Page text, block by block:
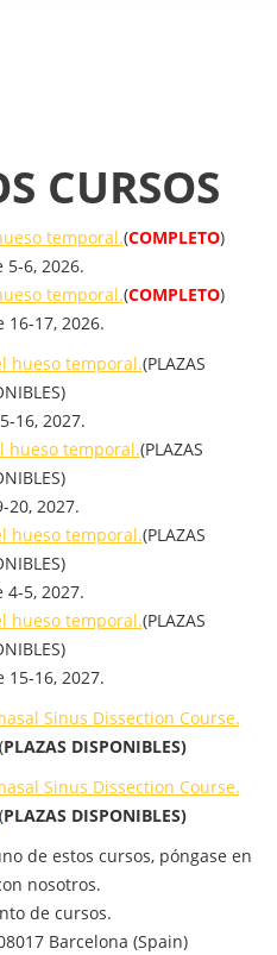
CURSOS
temporal.(COMPLETO)
5-6, 2026.
temporal.(COMPLETO)
16-17, 2026.
hueso temporal.(PLAZAS
16, 2027.
hueso temporal.(PLAZAS
20, 2027.
hueso temporal.(PLAZAS
4-5, 2027.
hueso temporal.(PLAZAS
15-16, 2027.
Sinus Dissection Course.
(PLAZAS DISPONIBLES)
Sinus Dissection Course.
(PLAZAS DISPONIBLES)
de estos cursos, póngase en
nosotros.
de cursos.
Barcelona (Spain)